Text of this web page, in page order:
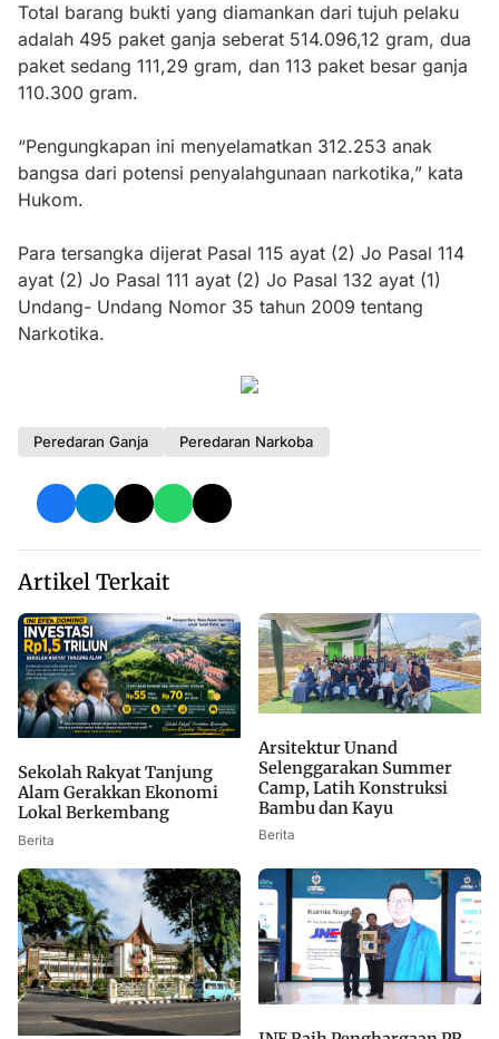
Total barang bukti yang diamankan dari tujuh pelaku
adalah 495 paket ganja seberat 514.096,12 gram, dua
paket sedang 111,29 gram, dan 113 paket besar ganja
110.300 gram.
“Pengungkapan ini menyelamatkan 312.253 anak
bangsa dari potensi penyalahgunaan narkotika,” kata
Hukom.
Para tersangka dijerat Pasal 115 ayat (2) Jo Pasal 114
ayat (2) Jo Pasal 111 ayat (2) Jo Pasal 132 ayat (1)
Undang- Undang Nomor 35 tahun 2009 tentang
Narkotika.
Peredaran Ganja Peredaran Narkoba
Artikel Terkait
Sekolah Rakyat Tanjung
Alam Gerakkan Ekonomi
Lokal Berkembang
Berita
Arsitektur Unand
Selenggarakan Summer
Camp, Latih Konstruksi
Bambu dan Kayu
Berita